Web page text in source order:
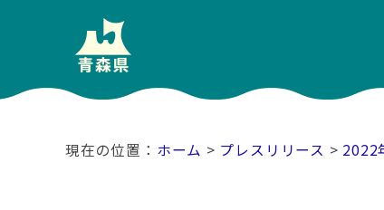
ホーム > プレスリリース > 2022